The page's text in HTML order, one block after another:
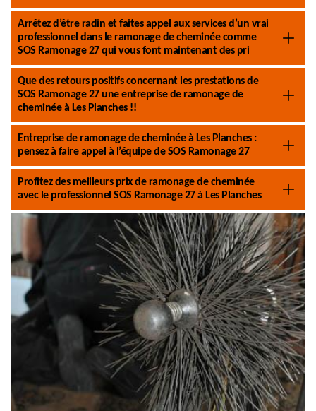
Arrêtez d’être radin et faites appel aux services d’un vrai
professionnel dans le ramonage de cheminée comme
SOS Ramonage 27 qui vous font maintenant des pri
Que des retours positifs concernant les prestations de
SOS Ramonage 27 une entreprise de ramonage de
cheminée à Les Planches !!
Entreprise de ramonage de cheminée à Les Planches :
pensez à faire appel à l’équipe de SOS Ramonage 27
Profitez des meilleurs prix de ramonage de cheminée
avec le professionnel SOS Ramonage 27 à Les Planches